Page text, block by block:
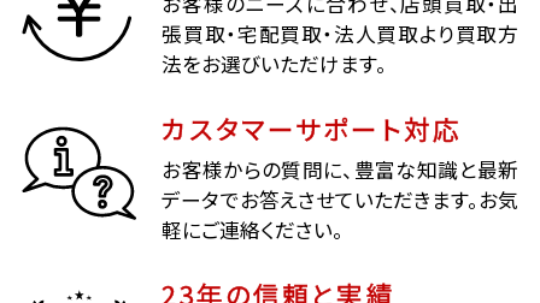
張買取・宅配買取・法人買取より買取方
法をお選びいただけます。
カスタマーサポート対応
お客様からの質問に、豊富な知識と最新
データでお答えさせていただきます。お気
軽にご連絡ください。
23年の信頼と実績